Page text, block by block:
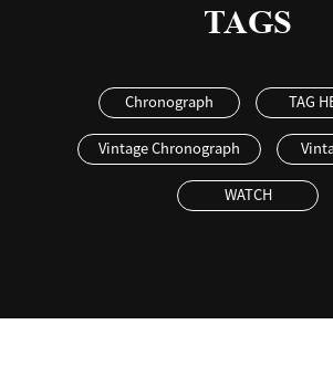
TAGS
Chronograph TAG
Vintage Chronograph
WATCH